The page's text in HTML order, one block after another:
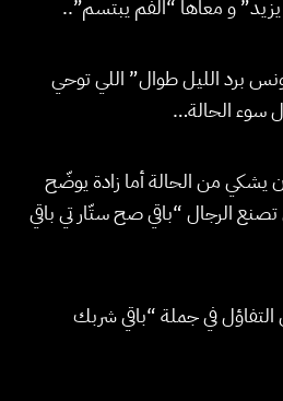
و معاها “الفم يبتسم”..
برد الليل طوال” اللي توحي
سوء الحالة…
يشكي من الحالة أما زادة يوضّح
الرجال “باقي صح ستّار تي باقي
التفاؤل في جملة “باقي شربك